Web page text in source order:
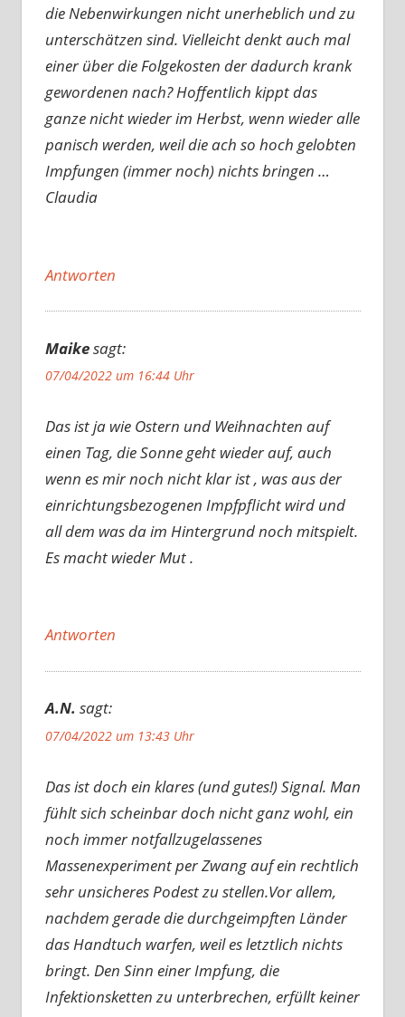
die Nebenwirkungen nicht unerheblich und zu
unterschätzen sind. Vielleicht denkt auch mal
einer über die Folgekosten der dadurch krank
gewordenen nach? Hoffentlich kippt das
ganze nicht wieder im Herbst, wenn wieder alle
panisch werden, weil die ach so hoch gelobten
Impfungen (immer noch) nichts bringen …
Claudia
Antworten
Maikesagt:
07/04/2022 um 16:44 Uhr
Das ist ja wie Ostern und Weihnachten auf
einen Tag, die Sonne geht wieder auf, auch
wenn es mir noch nicht klar ist , was aus der
einrichtungsbezogenen Impfpflicht wird und
all dem was da im Hintergrund noch mitspielt.
Es macht wieder Mut .
Antworten
A.N. sagt:
07/04/2022 um 13:43 Uhr
Das ist doch ein klares (und gutes!) Signal. Man
fühlt sich scheinbar doch nicht ganz wohl, ein
noch immer notfallzugelassenes
Massenexperiment per Zwang auf ein rechtlich
sehr unsicheres Podest zu stellen.Vor allem,
nachdem gerade die durchgeimpften Länder
das Handtuch warfen, weil es letztlich nichts
bringt. Den Sinn einer Impfung, die
Infektionsketten zu unterbrechen, erfüllt keiner